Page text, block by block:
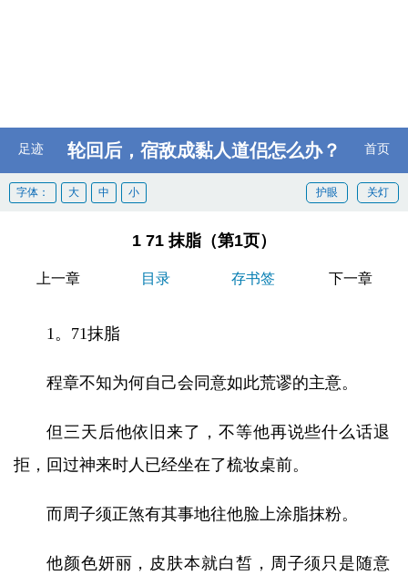
足迹 轮回后，宿敌成黏人道侣怎么办？ 首页
关灯
护眼
字体： 大 中 小
1 71 抹脂（第1页）
上一章 目录 存书签 下一章
1。71抹脂
程章不知为何自己会同意如此荒谬的主意。
但三天后他依旧来了，不等他再说些什么话退
拒，回过神来时人已经坐在了梳妆桌前。
而周子须正煞有其事地往他脸上涂脂抹粉。
他颜色妍丽，皮肤本就白皙，周子须只是随意